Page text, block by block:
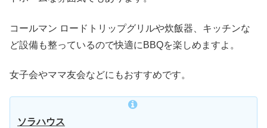
コールマン ロードトリップグリルや炊飯器、キッチンな
ど設備も整っているので快適にBBQを楽しめますよ。
女子会やママ友会などにもおすすめです。
ソラハウス